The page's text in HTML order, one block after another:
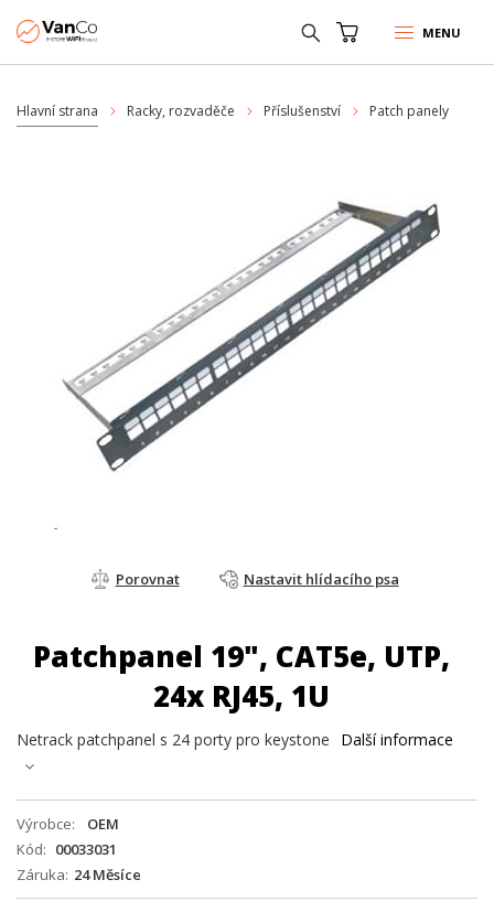
MENU
Hlavní strana Racky, rozvaděče Příslušenství Patch panely
Porovnat Nastavit hlídacího psa
Patchpanel 19", CAT5e, UTP,
24x RJ45, 1U
Netrack patchpanel s 24 porty pro keystone Další informace
Výrobce
OEM
Kód
00033031
Záruka 24 Měsíce